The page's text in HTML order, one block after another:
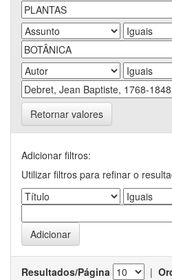
Retornar valores
Adicionar filtros:
Utilizar filtros para refinar o
Resultados/Página |